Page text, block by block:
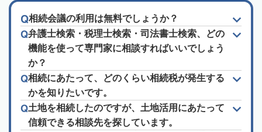
相続会議の利用は無料でしょうか？
弁護士検索・税理士検索・司法書士検索、どの
機能を使って専門家に相談すればいいでしょう
か？
相続にあたって、どのくらい相続税が発生する
かを知りたいです。
土地を相続したのですが、土地活用にあたって
信頼できる相談先を探しています。